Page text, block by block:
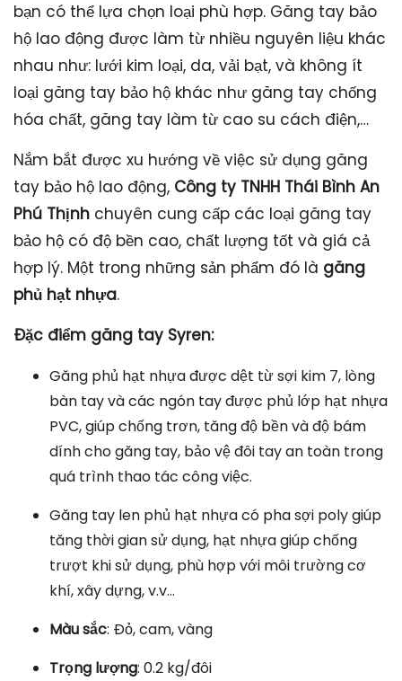
bạn có thể lựa chọn loại phù hợp. Găng tay bảo
hộ lao động được làm từ nhiều nguyên liệu khác
nhau như: lưới kim loại, da, vải bạt, và không ít
loại găng tay bảo hộ khác như găng tay chống
hóa chất, găng tay làm từ cao su cách điện,…
Nắm bắt được xu hướng về việc sử dụng găng
tay bảo hộ lao động, Công ty TNHH Thái Bình An
Phú Thịnh chuyên cung cấp các loại găng tay
bảo hộ có độ bền cao, chất lượng tốt và giá cả
hợp lý. Một trong những sản phẩm đó là găng
phủ hạt nhựa.
Đặc điểm găng tay Syren:
Găng phủ hạt nhựa được dệt từ sợi kim 7, lòng
bàn tay và các ngón tay được phủ lớp hạt nhựa
PVC, giúp chống trơn, tăng độ bền và độ bám
dính cho găng tay, bảo vệ đôi tay an toàn trong
quá trình thao tác công việc.
Găng tay len phủ hạt nhựa có pha sợi poly giúp
tăng thời gian sử dụng, hạt nhựa giúp chống
trượt khi sử dụng, phù hợp với môi trường cơ
khí, xây dựng, v.v...
Màu sắc: Đỏ, cam, vàng
Trọng lượng: 0.2 kg/đôi